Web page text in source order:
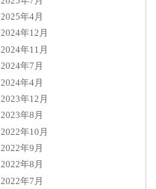
2025年4月
2024年12月
2024年11月
2024年7月
2024年4月
2023年12月
2023年8月
2022年10月
2022年9月
2022年8月
2022年7月